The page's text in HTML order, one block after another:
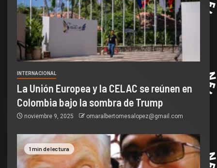
INTERNACIONAL
La Unión Europea y la CELAC se reúnen en
Colombia bajo la sombra de Trump
noviembre 9, 2025 omaralbertomesalopez@gmail.com
1 min de lectura